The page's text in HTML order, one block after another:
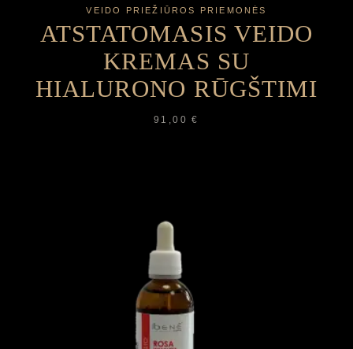
VEIDO PRIEŽIŪROS PRIEMONĖS
ATSTATOMASIS VEIDO
KREMAS SU
HIALURONO RŪGŠTIMI
91,00€